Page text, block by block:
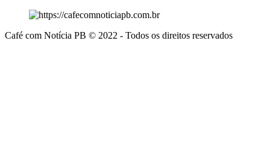
Café com Notícia PB © 2022 - Todos os direitos reservados